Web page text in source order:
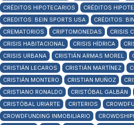
CRÉDITOS HIPOTECARIOS
CRÉDITOS
CREDITOS: BEIN SPORTS USA
CRÉDITOS:
CREMATORIOS
CRIPTOMONEDAS
CRISIS
CRISIS HABITACIONAL
CRISIS HÍDRICA
CRISIS URBANA
CRISTIÁN ARMAS MOREL
CRISTIÁN LECAROS
CRISTIÁN MARTÍNEZ
CRISTIÁN MONTERO
CRISTIAN MUÑOZ
CRISTIANO RONALDO
CRISTÓBAL GALBÁN
CRISTÓBAL URIARTE
CRITERIOS
CROWDFUNDING INMOBILIARIO